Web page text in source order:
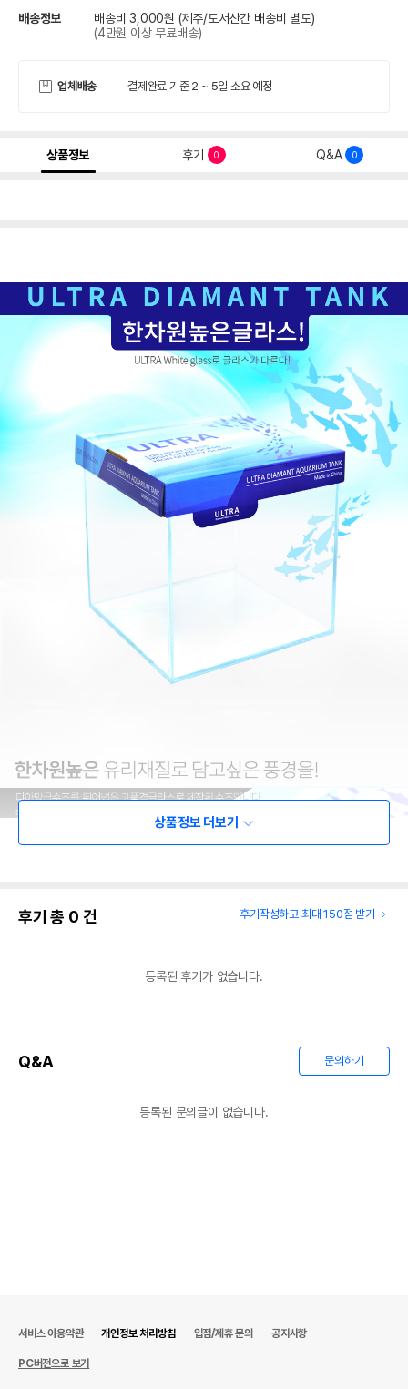
배송정보 배송비 3,000원 (제주/도서산간 배송비 별도)
(4만원 이상 무료배송)
업체배송 결제완료 기준 2 ~ 5일 소요 예정
상품정보 후기 0 Q&A 0
상품정보 더보기
후기 총 0 건 후기작성하고 최대 150점 받기
등록된 후기가 없습니다.
Q&A 문의하기
등록된 문의글이 없습니다.
서비스 이용약관 개인정보 처리방침 입점/제휴 문의 공지사항
PC버전으로 보기